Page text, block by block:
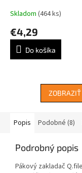
Skladom (464 ks)
€4,29
Do košíka
ZOBRAZIŤ
Popis Podobné (8)
Podrobný popis
Pákový zakladač